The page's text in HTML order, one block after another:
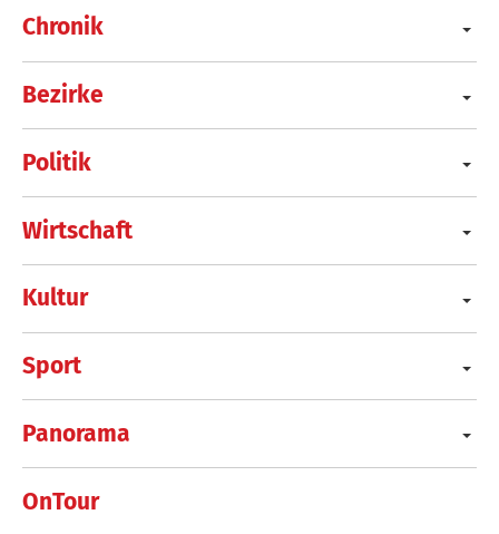
Chronik
Bezirke
Politik
Wirtschaft
Kultur
Sport
Panorama
OnTour